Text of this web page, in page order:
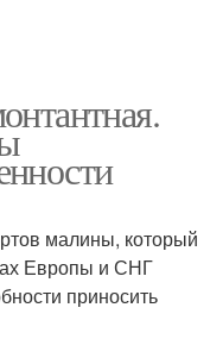
малины, который
Европы и СНГ
приносить